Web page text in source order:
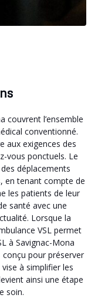
couvrent l’ensemble
conventionné.
aux exigences des
vous ponctuels. Le
déplacements
en tenant compte de
les patients de leur
santé avec une
Lorsque la
VSL permet
à Savignac-Mona
pour préserver
à simplifier les
ainsi une étape
soin.